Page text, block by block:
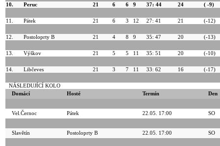
10. Peruc 21 6 6 9 37: 44 24 ( -9)
11. Pátek 21 6 3 12 27: 41 21 (-12)
12. Postoloprty B 21 4 8 9 35: 47 20 (-13)
13. Výškov 21 5 5 11 35: 51 20 (-10)
14. Libčeves 21 3 7 11 33: 62 16 (-17)
NÁSLEDUJÍCÍ KOLO
Domácí
Hosté Termín Den
Vel.Černoc Pátek 22.05. 17:00 SO
Slavětín Postoloprty B 22.05. 17:00 SO